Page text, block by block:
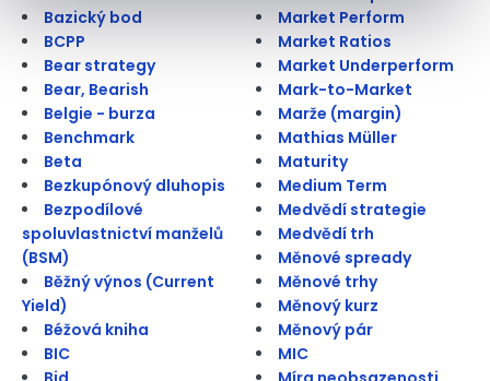
Bazický bod
BCPP
Bear strategy
Bear, Bearish
Belgie - burza
Benchmark
Beta
Bezkupónový dluhopis
Bezpodílové
spoluvlastnictví manželů
(BSM)
Běžný výnos (Current
Yield)
Béžová kniha
BIC
Market Perform
Market Ratios
Market Underperform
Mark-to-Market
Marže (margin)
Mathias Müller
Maturity
Medium Term
Medvědí strategie
Medvědí trh
Měnové spready
Měnové trhy
Měnový kurz
Měnový pár
MIC